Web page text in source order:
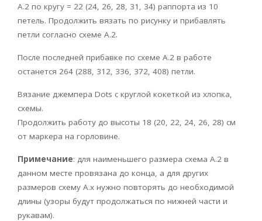
А.2 по кругу = 22 (24, 26, 28, 31, 34) раппорта из 10
петель. Продолжить вязать по рисунку и прибавлять
петли согласно схеме А.2.
После последней прибавке по схеме А.2 в работе
останется 264 (288, 312, 336, 372, 408) петли.
Вязание джемпера Dots с круглой кокеткой из хлопка,
схемы.
Продолжить работу до высоты 18 (20, 22, 24, 26, 28) см
от маркера на горловине.
Примечание: для наименьшего размера схема А.2 в
данном месте провязана до конца, а для других
размеров схему А.х нужно повторять до необходимой
длины (узоры будут продолжаться по нижней части и
рукавам).